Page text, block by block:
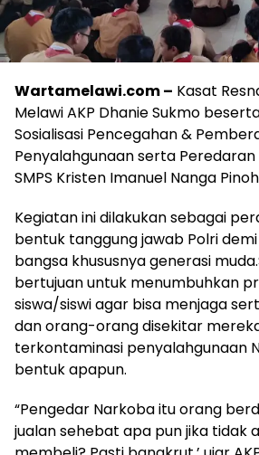
Wartamelawi.com – Kasat
Melawi AKP Dhanie Sukmo
Sosialisasi Pencegahan &
Penyalahgunaan serta
SMPS Kristen Imanuel Nanga
Kegiatan ini dilakukan sebagai
bentuk tanggung jawab Polri
bangsa khususnya generasi
bertujuan untuk menumbuhkan
siswa/siswi agar bisa menjaga
dan orang-orang disekitar
terkontaminasi penyalahgunaan
bentuk apapun.
“Pengedar Narkoba itu orang
jualan sehebat apa pun jika tidak